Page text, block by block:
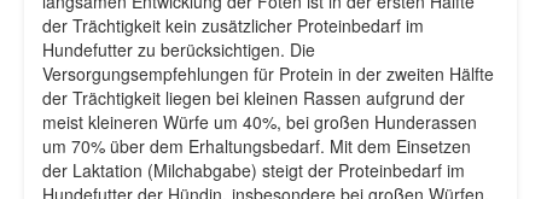
der Trächtigkeit kein zusätzlicher Proteinbedarf im
Hundefutter zu berücksichtigen. Die
Versorgungsempfehlungen für Protein in der zweiten Hälfte
der Trächtigkeit liegen bei kleinen Rassen aufgrund der
meist kleineren Würfe um 40%, bei großen Hunderassen
um 70% über dem Erhaltungsbedarf. Mit dem Einsetzen
der Laktation (Milchabgabe) steigt der Proteinbedarf im
Hundefutter der Hündin, insbesondere bei großen Würfen,